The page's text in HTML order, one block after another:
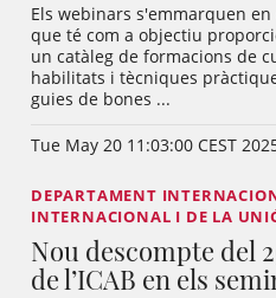
Els webinars s'emmarquen en
que té com a objectiu
un catàleg de formacions de
habilitats i tècniques
guies de bones ...
Tue May 20 11:03:00 CEST
DEPARTAMENT
INTERNACIONAL I DE LA
Nou descompte del
de l’ICAB en els